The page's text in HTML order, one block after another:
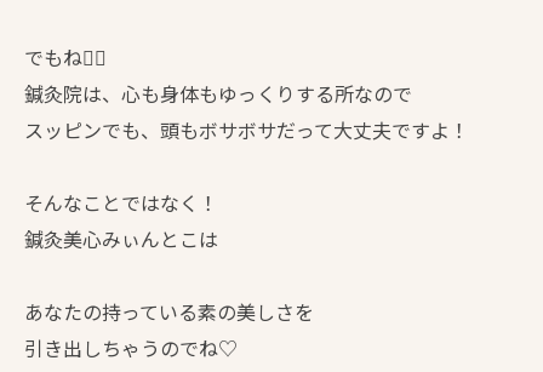
でもね☝🏻
鍼灸院は、心も身体もゆっくりする所なので
スッピンでも、頭もボサボサだって大丈夫ですよ！
そんなことではなく！
鍼灸美心みぃんとこは
あなたの持っている素の美しさを
引き出しちゃうのでね♡